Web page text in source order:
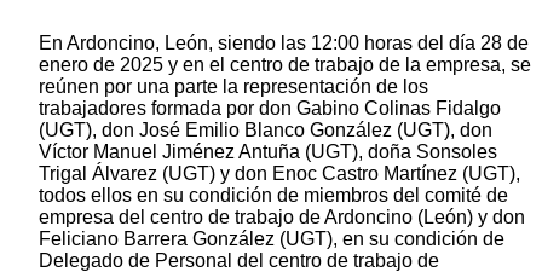
En Ardoncino, León, siendo las 12:00 horas del día 28 de
enero de 2025 y en el centro de trabajo de la empresa, se
reúnen por una parte la representación de los
trabajadores formada por don Gabino Colinas Fidalgo
(UGT), don José Emilio Blanco González (UGT), don
Víctor Manuel Jiménez Antuña (UGT), doña Sonsoles
Trigal Álvarez (UGT) y don Enoc Castro Martínez (UGT),
todos ellos en su condición de miembros del comité de
empresa del centro de trabajo de Ardoncino (León) y don
Feliciano Barrera González (UGT), en su condición de
Delegado de Personal del centro de trabajo de